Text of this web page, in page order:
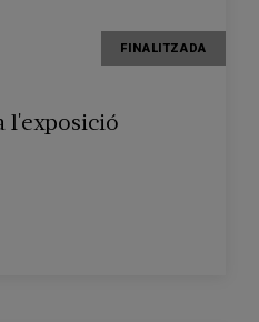
FINALITZADA
l'exposició